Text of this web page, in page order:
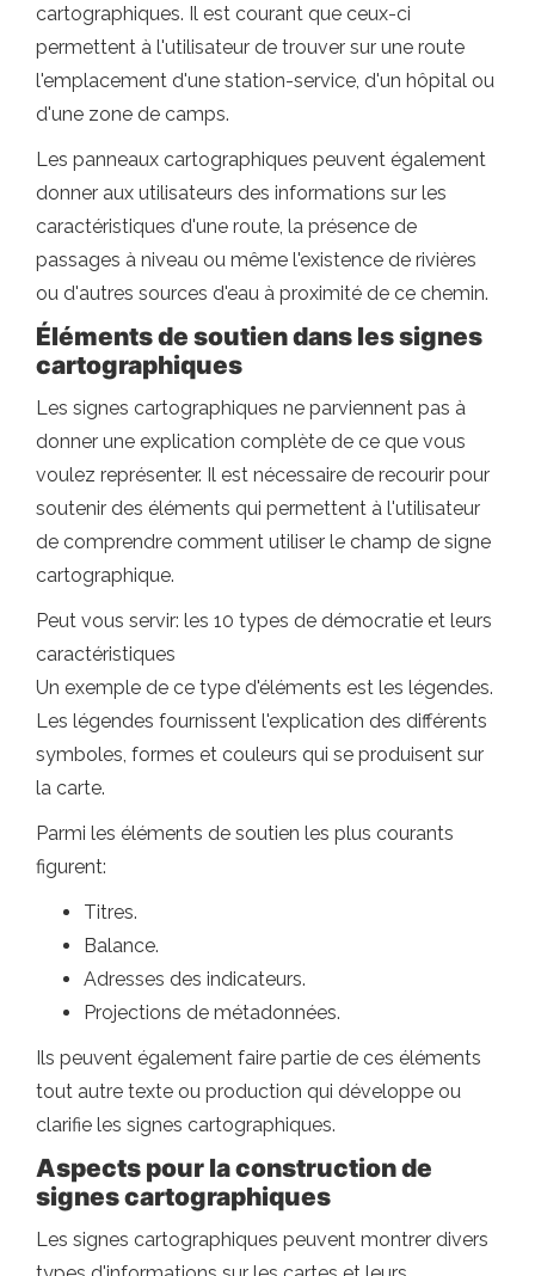
cartographiques. Il est courant que ceux-ci
permettent à l'utilisateur de trouver sur une route
l'emplacement d'une station-service, d'un hôpital ou
d'une zone de camps.
Les panneaux cartographiques peuvent également
donner aux utilisateurs des informations sur les
caractéristiques d'une route, la présence de
passages à niveau ou même l'existence de rivières
ou d'autres sources d'eau à proximité de ce chemin.
Éléments de soutien dans les signes
cartographiques
Les signes cartographiques ne parviennent pas à
donner une explication complète de ce que vous
voulez représenter. Il est nécessaire de recourir pour
soutenir des éléments qui permettent à l'utilisateur
de comprendre comment utiliser le champ de signe
cartographique.
Peut vous servir: les 10 types de démocratie et leurs
caractéristiques
Un exemple de ce type d'éléments est les légendes.
Les légendes fournissent l'explication des différents
symboles, formes et couleurs qui se produisent sur
la carte.
Parmi les éléments de soutien les plus courants
figurent:
Titres.
Balance.
Adresses des indicateurs.
Projections de métadonnées.
Ils peuvent également faire partie de ces éléments
tout autre texte ou production qui développe ou
clarifie les signes cartographiques.
Aspects pour la construction de
signes cartographiques
Les signes cartographiques peuvent montrer divers